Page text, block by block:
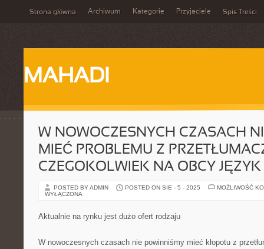
Strona główna Archiwum Kategorie Przyjaciele Spis Treści
MAHADI
W NOWOCZESNYCH CZASACH
MIEĆ PROBLEMU Z
CZEGOKOLWIEK NA OBCY JĘZYK
POSTED BY ADMIN POSTED ON SIE - 5 - 2025
MOŻLIWOŚĆ
WYŁĄCZONA
Aktualnie na rynku jest dużo ofert rodzaju
W nowoczesnych czasach nie powinniśmy mieć kłopotu z